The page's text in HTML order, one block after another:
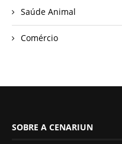
Saúde Animal
Comércio
SOBRE A CENARIUN